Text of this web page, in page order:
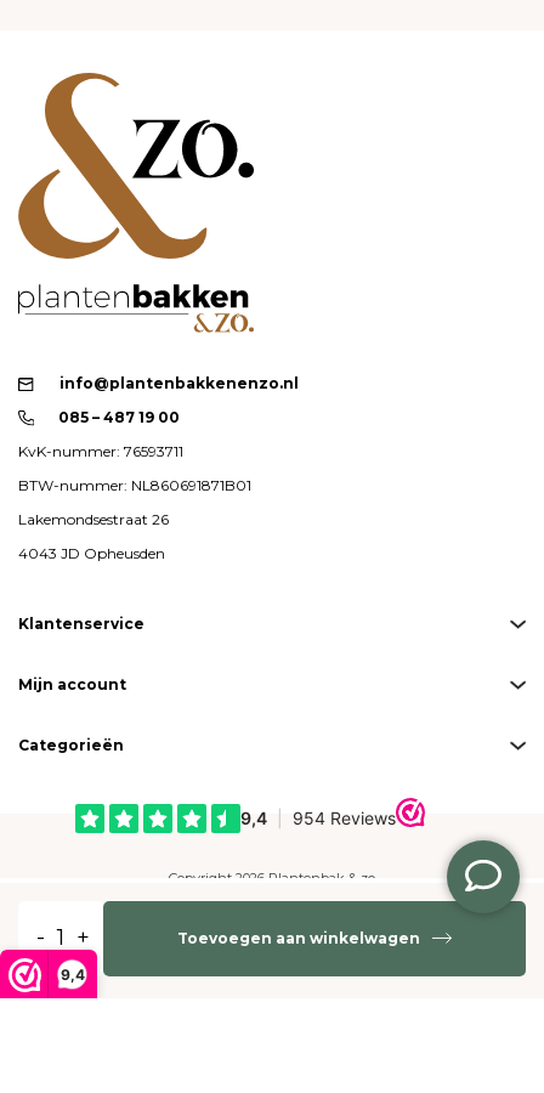
9,4
- + Toevoegen aan winkelwagen
info@plantenbakkenenzo.nl
085 – 487 19 00
KvK-nummer: 76593711
BTW-nummer: NL860691871B01
Lakemondsestraat 26
4043 JD Opheusden
Klantenservice
Mijn account
Categorieën
Copyright 2026 Plantenbak & zo
Betaalmogelijkheden: